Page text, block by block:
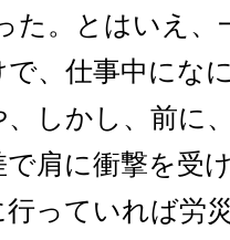
た。とはいえ、
、仕事中にな
しかし、前に
肩に衝撃を受
っていれば労